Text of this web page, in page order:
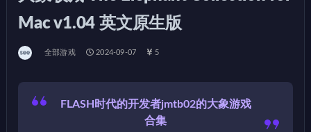
Mac v1.04 英文原生版
全部游戏 2024-09-07 5
FLASH时代的开发者jmtb02的大象游戏
合集